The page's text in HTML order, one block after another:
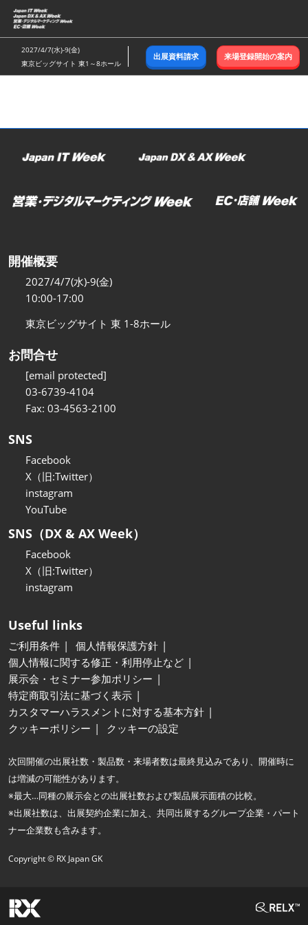
ス
キ
ッ
し
む
2027/4/7(水)-9(金)
東京ビッグサイト 東1～8ホール
出展資料請求 来場登録開始の案内
開催概要
2027/4/7(水)-9(金)
10:00-17:00
東京ビッグサイト 東 1-8ホール
お問合せ
[email protected]
03-6739-4104
Fax: 03-4563-2100
SNS
Facebook
X（旧:Twitter）
instagram
YouTube
SNS（DX & AX Week）
Facebook
X（旧:Twitter）
instagram
Useful links
ご利用条件
個人情報保護方針
個人情報に関する修正・利用停止など
展示会・セミナー参加ポリシー
特定商取引法に基づく表示
カスタマーハラスメントに対する基本方針
クッキーポリシー
クッキーの設定
次回開催の出展社数・製品数・来場者数は最終見込みであり、開催時に
は増減の可能性があります。
※最大…同種の展示会との出展社数および製品展示面積の比較。
※出展社数は、出展契約企業に加え、共同出展するグループ企業・パート
ナー企業数も含みます。
Copyright © RX Japan GK